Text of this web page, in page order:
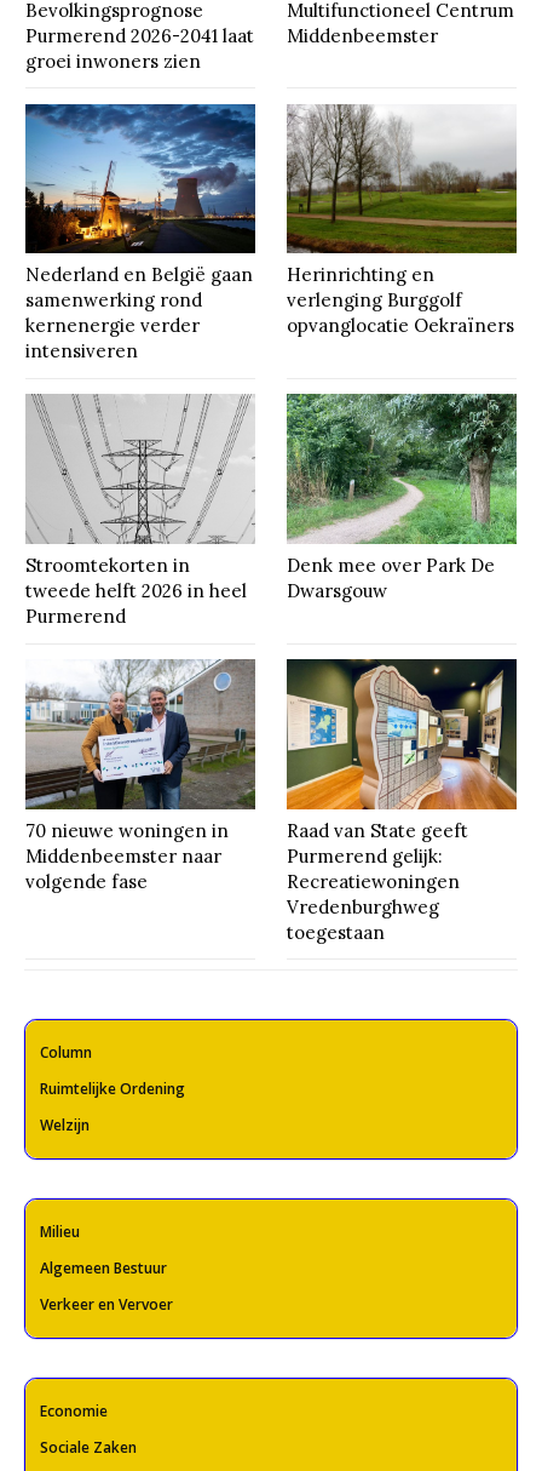
Bevolkingsprognose
Purmerend 2026-2041 laat
groei inwoners zien
Multifunctioneel Centrum
Middenbeemster
Nederland en België gaan
samenwerking rond
kernenergie verder
intensiveren
Herinrichting en
verlenging Burggolf
opvanglocatie Oekraïners
Stroomtekorten in
tweede helft 2026 in heel
Purmerend
Denk mee over Park De
Dwarsgouw
70 nieuwe woningen in
Middenbeemster naar
volgende fase
Raad van State geeft
Purmerend gelijk:
Recreatiewoningen
Vredenburghweg
toegestaan
Column
Ruimtelijke Ordening
Welzijn
Milieu
Algemeen Bestuur
Verkeer en Vervoer
Economie
Sociale Zaken